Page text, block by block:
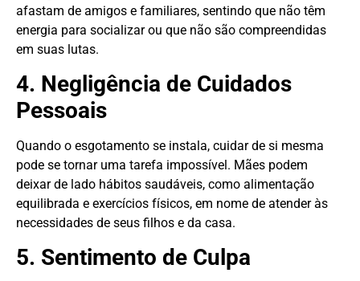
afastam de amigos e familiares, sentindo que não têm
energia para socializar ou que não são compreendidas
em suas lutas.
4. Negligência de Cuidados
Pessoais
Quando o esgotamento se instala, cuidar de si mesma
pode se tornar uma tarefa impossível. Mães podem
deixar de lado hábitos saudáveis, como alimentação
equilibrada e exercícios físicos, em nome de atender às
necessidades de seus filhos e da casa.
5. Sentimento de Culpa